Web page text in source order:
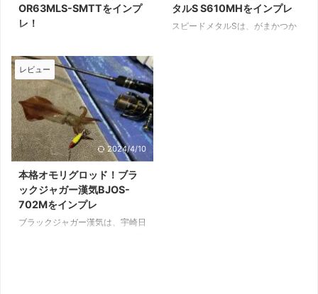
OR63MLS-SMTTをインプ
レ！
ーズは、ダイワ製イカメタルロッ
ドの最上位モデルです。 シリー
ズは、イカメタル用のN(乗せ)、
K(掛け)、オモリグ用のOR、3つ
のコンセプトで展開。 実売価格6
万円前後、フラッグシップに恥じ
ない先進技術が多く採用されてい
ます。 本記事では、筆者が実際
に購入して使用したエメラルダス
EXイカメタルの使用感をお届け
していきます。 ダイワ製イカメ
タルロッドの最高峰 エメラルダ
スEXイカメタルは、2022年5月
タルS S610MHをインプレ
スピードメタルSは、がまかつか
レビュー
2024/4/10
本格オモリグロッド！ブラ
ックジャガー漢気BJOS-
702Mをインプレ
ブラックジャガー漢気は、宇崎日